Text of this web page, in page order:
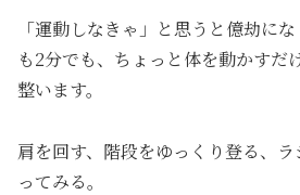
「運動しなきゃ」と思うと億劫に
も2分でも、ちょっと体を動かすだ
整います。
肩を回す、階段をゆっくり登る、
ってみる。